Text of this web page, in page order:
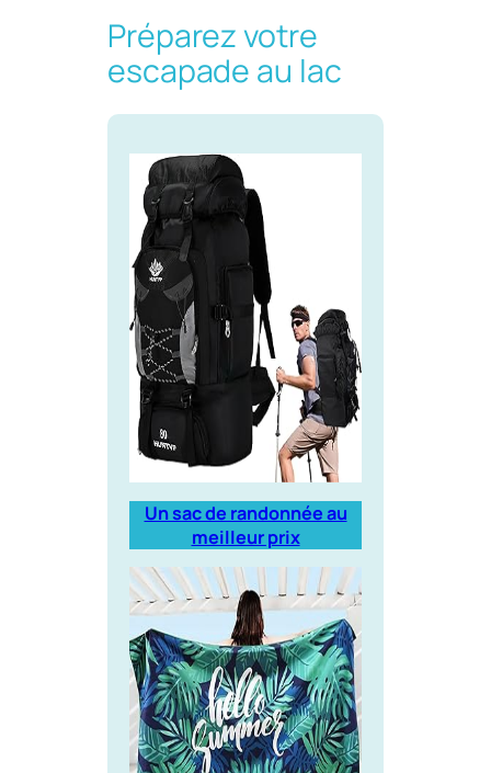
Préparez votre
escapade au lac
Un sac de randonnée au
meilleur prix